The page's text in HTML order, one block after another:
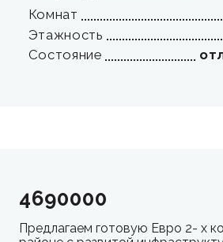
Комнат
Этажность
Состояние
4690000
Предлагаем готовую Евро 2- х